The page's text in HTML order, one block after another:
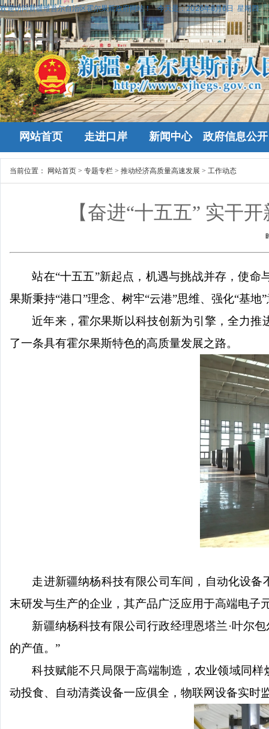
欢迎访问新疆维吾尔自治区霍尔果斯政府网站！ 今天是：2026年8月6日 星期四
网站首页 走进口岸 新闻中心 政府信息公开
当前位置： 网站首页 > 专题专栏 > 推动经济高质量高速发展 > 工作动态
【奋进“十五五” 实干
站在“十五五”新起点，机遇与挑战并存，使
果斯秉持“港口”理念、树牢“云港”思维、强化“基
近年来，霍尔果斯以科技创新为引擎，全力
了一条具有霍尔果斯特色的高质量发展之路。
走进新疆纳杨科技有限公司车间，自动化设
末研发与生产的企业，其产品广泛应用于高端电
新疆纳杨科技有限公司行政经理恩塔兰 ·叶尔
的产值。”
科技赋能不只局限于高端制造，农业领域同
动投食、自动清粪设备一应俱全，物联网设备实时